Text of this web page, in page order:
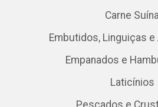
Carne
Embutidos, Linguiças
Empanados e
Laticínios